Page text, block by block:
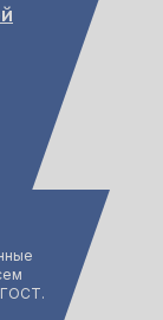
ГОСТ.